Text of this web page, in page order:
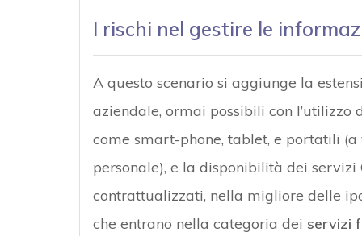
I rischi nel gestire le
A questo scenario si aggiunge la
aziendale, ormai possibili con
come smart-phone, tablet, e portatili
personale), e la disponibilità dei servizi
contrattualizzati, nella migliore delle
che entrano nella categoria dei servizi